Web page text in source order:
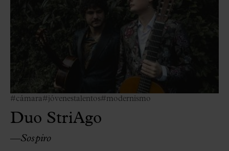
#cámara#jóvenestalentos#modernismo
Duo StriAgo
—Sospiro